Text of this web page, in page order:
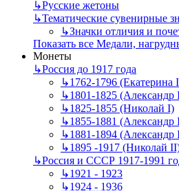
↳Русские жетоны
↳Тематические сувенирные
↳Значки отличия и
Показать все Медали,
Монеты
↳Россия до 1917 года
↳1762-1796 (Екатерина
↳1801-1825 (Александр
↳1825-1855 (Николай I)
↳1855-1881 (Александр
↳1881-1894 (Александр
↳1895 -1917 (Николай
↳Россия и СССР 1917-1991
↳1921 - 1923
↳1924 - 1936